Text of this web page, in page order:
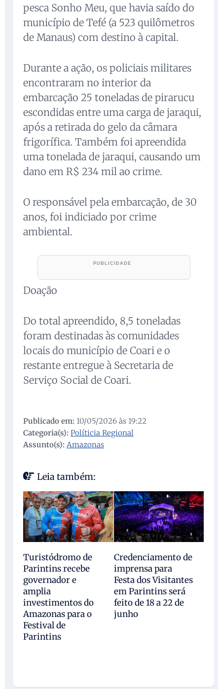
pesca Sonho Meu, que havia saído do
município de Tefé (a 523 quilômetros
de Manaus) com destino à capital.
Durante a ação, os policiais militares
encontraram no interior da
embarcação 25 toneladas de pirarucu
escondidas entre uma carga de jaraqui,
após a retirada do gelo da câmara
frigorífica. Também foi apreendida
uma tonelada de jaraqui, causando um
dano em R$ 234 mil ao crime.
O responsável pela embarcação, de 30
anos, foi indiciado por crime
ambiental.
Doação
Do total apreendido, 8,5 toneladas
foram destinadas às comunidades
locais do município de Coari e o
restante entregue à Secretaria de
Serviço Social de Coari.
Publicado em: 10/05/2026 às 19:22
Categoria(s): Políticia Regional
Assunto(s): Amazonas
Leia também:
Turistódromo de
Parintins recebe
governador e
amplia
investimentos do
Amazonas para o
Festival de
Parintins
Credenciamento de
imprensa para
Festa dos Visitantes
em Parintins será
feito de 18 a 22 de
junho